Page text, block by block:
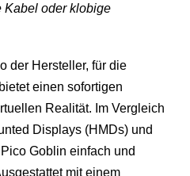
Kabel oder klobige
der Hersteller, für die
einen sofortigen
Realität. Im Vergleich
Displays (HMDs) und
Goblin einfach und
mit einem